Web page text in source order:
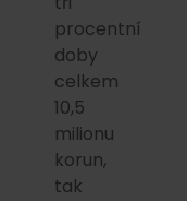
procentní
doby
celkem
10,5
milionu
korun,
tak